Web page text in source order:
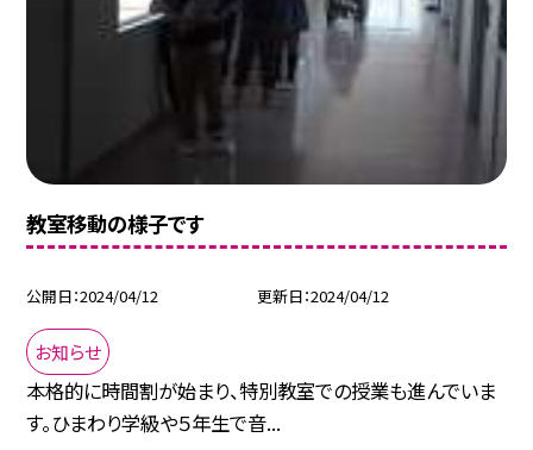
教室移動の様子です
公開日 2024/04/12 更新日 2024/04/12
お知らせ
本格的に時間割が始まり、特別教室での授業も進んでいま
す。ひまわり学級や５年生で音...